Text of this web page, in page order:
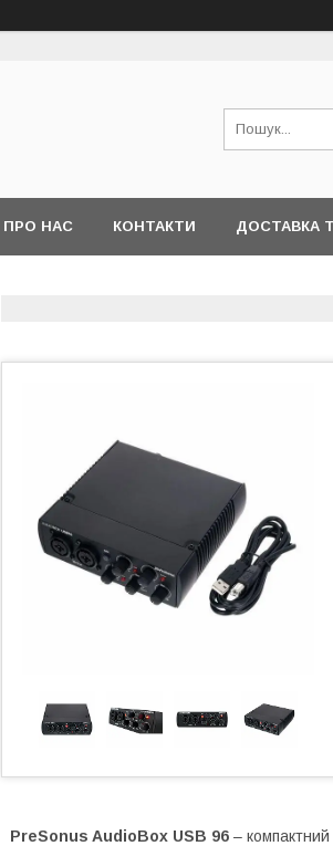
ПРО НАС КОНТАКТИ ДОСТАВКА
PreSonus AudioBox USB 96 –